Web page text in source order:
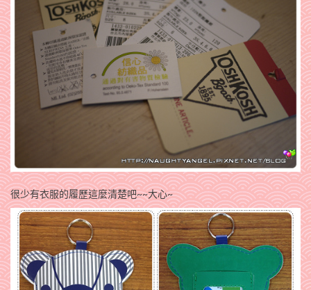
很少有衣服的履歷這麼清楚吧~~大心~